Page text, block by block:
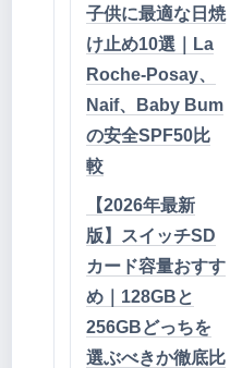
子供に最適な日焼
け止め10選｜La
Roche-Posay、
Naif、Baby Bum
の安全SPF50比
較
【2026年最新
版】スイッチSD
カード容量おすす
め｜128GBと
256GBどっちを
選ぶべきか徹底比